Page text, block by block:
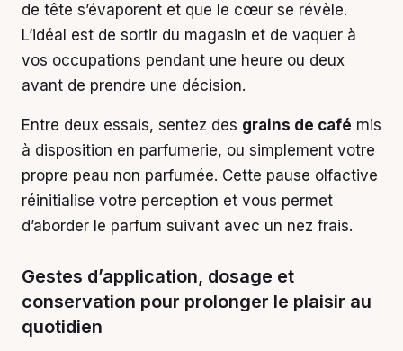
de tête s’évaporent et que le cœur se révèle.
L’idéal est de sortir du magasin et de vaquer à
vos occupations pendant une heure ou deux
avant de prendre une décision.
Entre deux essais, sentez des grains de café mis
à disposition en parfumerie, ou simplement votre
propre peau non parfumée. Cette pause olfactive
réinitialise votre perception et vous permet
d’aborder le parfum suivant avec un nez frais.
Gestes d’application, dosage et
conservation pour prolonger le plaisir au
quotidien